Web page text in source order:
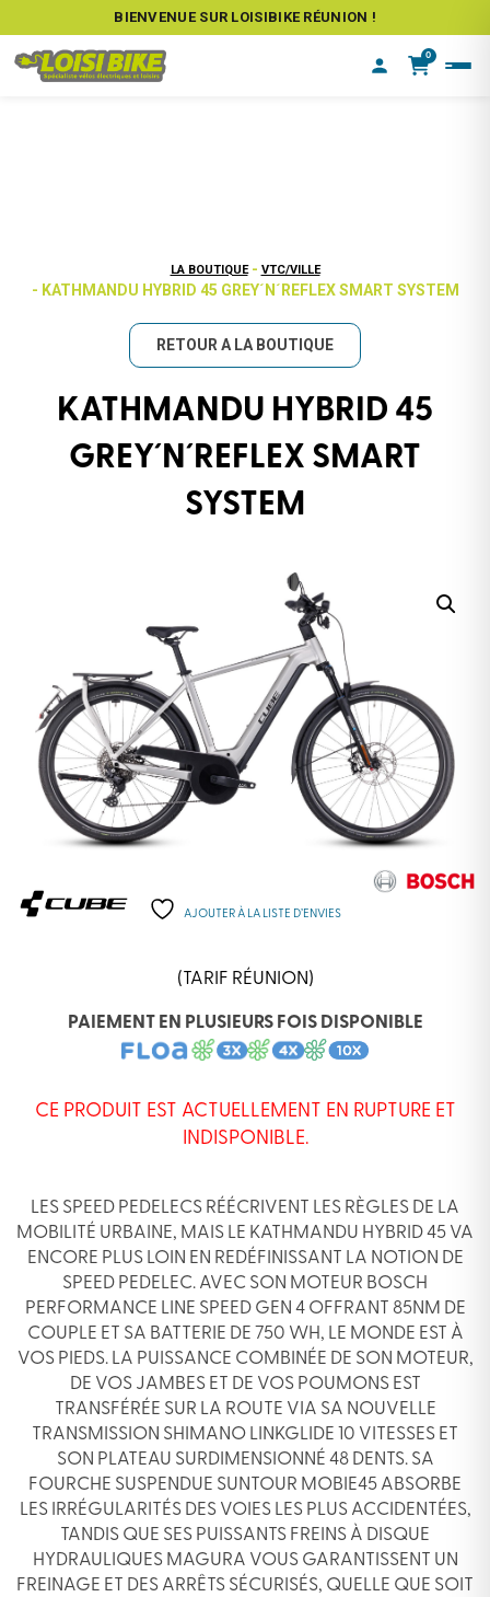
BIENVENUE SUR LOISIBIKE RÉUNION !
0
LA BOUTIQUE - VTC/VILLE
- KATHMANDU HYBRID 45 GREY´N´REFLEX SMART SYSTEM
RETOUR A LA BOUTIQUE
KATHMANDU HYBRID 45
GREY´N´REFLEX SMART
SYSTEM
AJOUTER À LA LISTE D’ENVIES
(TARIF RÉUNION)
PAIEMENT EN PLUSIEURS FOIS DISPONIBLE
CE PRODUIT EST ACTUELLEMENT EN RUPTURE ET
INDISPONIBLE.
LES SPEED PEDELECS RÉÉCRIVENT LES RÈGLES DE LA
MOBILITÉ URBAINE, MAIS LE KATHMANDU HYBRID 45 VA
ENCORE PLUS LOIN EN REDÉFINISSANT LA NOTION DE
SPEED PEDELEC. AVEC SON MOTEUR BOSCH
PERFORMANCE LINE SPEED GEN 4 OFFRANT 85NM DE
COUPLE ET SA BATTERIE DE 750 WH, LE MONDE EST À
VOS PIEDS. LA PUISSANCE COMBINÉE DE SON MOTEUR,
DE VOS JAMBES ET DE VOS POUMONS EST
TRANSFÉRÉE SUR LA ROUTE VIA SA NOUVELLE
TRANSMISSION SHIMANO LINKGLIDE 10 VITESSES ET
SON PLATEAU SURDIMENSIONNÉ 48 DENTS. SA
FOURCHE SUSPENDUE SUNTOUR MOBIE45 ABSORBE
LES IRRÉGULARITÉS DES VOIES LES PLUS ACCIDENTÉES,
TANDIS QUE SES PUISSANTS FREINS À DISQUE
HYDRAULIQUES MAGURA VOUS GARANTISSENT UN
FREINAGE ET DES ARRÊTS SÉCURISÉS, QUELLE QUE SOIT